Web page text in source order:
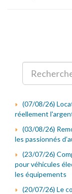
(07/08/26)
réellement
(03/08/26)
les passionnés
(23/07/26)
pour véhicules
les équipements
(20/07/26) Le